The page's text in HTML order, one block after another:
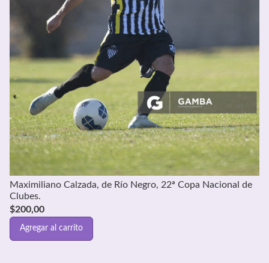
Maximiliano Calzada, de Río Negro, 22ª Copa Nacional de
Clubes.
$200,00
Agregar al carrito